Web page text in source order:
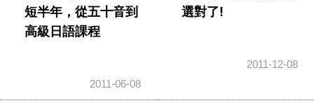
短半年，從五十音到
高級日語課程
2011-06-08
選對了!
2011-12-08